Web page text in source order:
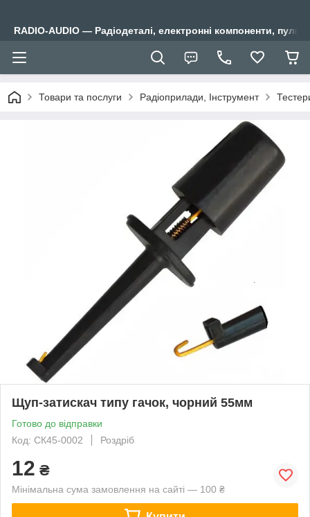
RADIO-AUDIO — Радіодеталі, електронні компоненти,
Товари та послуги Радіоприлади, Інструмент
Щуп-затискач типу гачок, чорний 55мм
Готово до відправки
Код: СК45-0002
Роздріб
12 ₴
Мінімальна сума замовлення на сайті — 100 ₴